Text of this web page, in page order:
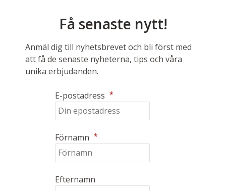
Få senaste nytt!
Anmäl dig till nyhetsbrevet och bli först med
att få de senaste nyheterna, tips och våra
unika erbjudanden.
E-postadress *
Förnamn *
Efternamn